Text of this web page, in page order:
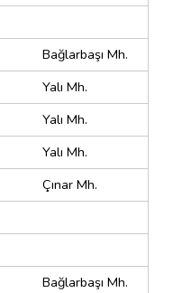
Bağlarbaşı Mh.
Yalı Mh.
Yalı Mh.
Yalı Mh.
Çınar Mh.
Bağlarbaşı Mh.